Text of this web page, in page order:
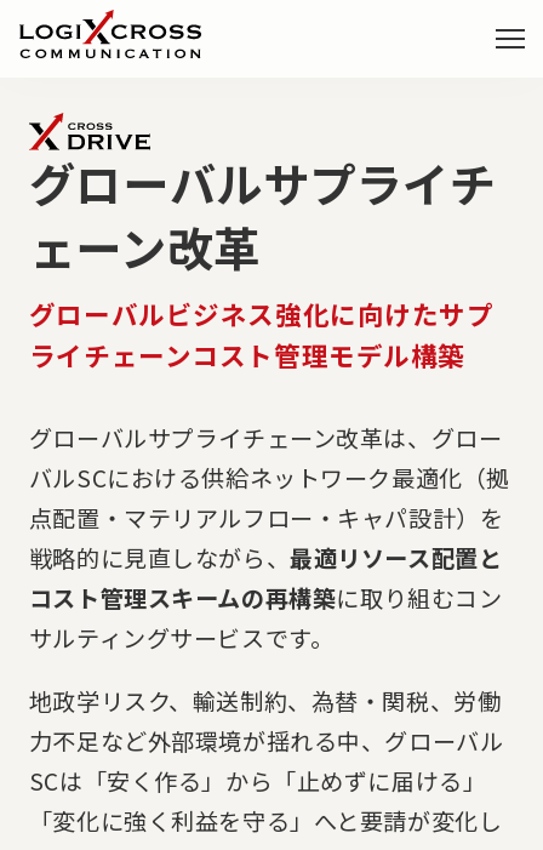
事業・サービス
X-DRIVE
事業改革DXコンサルティング
X-LENSE
データ基盤構築サービス
PoC構想実行サービス
X-BRIDGE
ロジスティクス・エンジニアリング ソリューション
X-LINKS
実績・事例
私たちについて
会社情報
コラム
グローバルサプライチ
ェーン改革
グローバルビジネス強化に向けたサプ
ライチェーンコスト管理モデル構築
グローバルサプライチェーン改革は、グロー
バルSCにおける供給ネットワーク最適化（拠
点配置・マテリアルフロー・キャパ設計）を
戦略的に見直しながら、最適リソース配置と
コスト管理スキームの再構築に取り組むコン
サルティングサービスです。
地政学リスク、輸送制約、為替・関税、労働
力不足など外部環境が揺れる中、グローバル
SCは「安く作る」から「止めずに届ける」
「変化に強く利益を守る」へと要請が変化し